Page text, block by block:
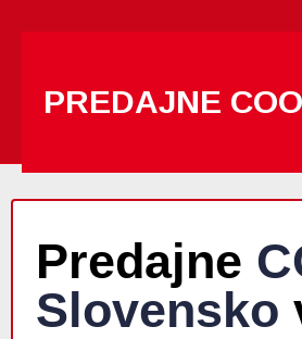
PREDAJNE
Predajne
Slovensko